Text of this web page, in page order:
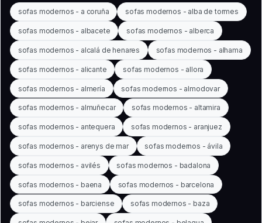
sofas modernos - a coruña sofas modernos - alba de tormes
sofas modernos - albacete sofas modernos - alberca
sofas modernos - alcalá de henares sofas modernos - alhama
sofas modernos - alicante sofas modernos - allora
sofas modernos - almería sofas modernos - almodovar
sofas modernos - almuñecar sofas modernos - altamira
sofas modernos - antequera sofas modernos - aranjuez
sofas modernos - arenys de mar sofas modernos - ávila
sofas modernos - avilés sofas modernos - badalona
sofas modernos - baena sofas modernos - barcelona
sofas modernos - barciense sofas modernos - baza